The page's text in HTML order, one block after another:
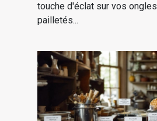
touche d'éclat sur vos
pailletés...